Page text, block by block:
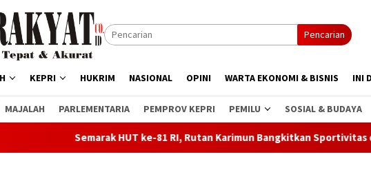
Pencarian
KEPRI HUKRIM NASIONAL OPINI WARTA EKONOMI & BISNIS INI
MAJALAH PARLEMENTARIA PEMPROV KEPRI PEMILU SOSIAL & BUDAYA
HUT ke-81 RI, Rutan Karimun Bangkitkan Sportivitas dan Semangat